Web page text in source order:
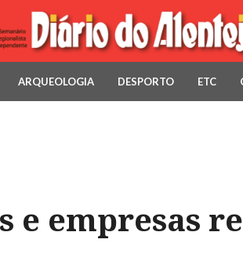
ARQUEOLOGIA DESPORTO ETC
e empresas